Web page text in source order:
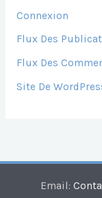
Connexion
Flux Des
Flux Des
Site De
Email: